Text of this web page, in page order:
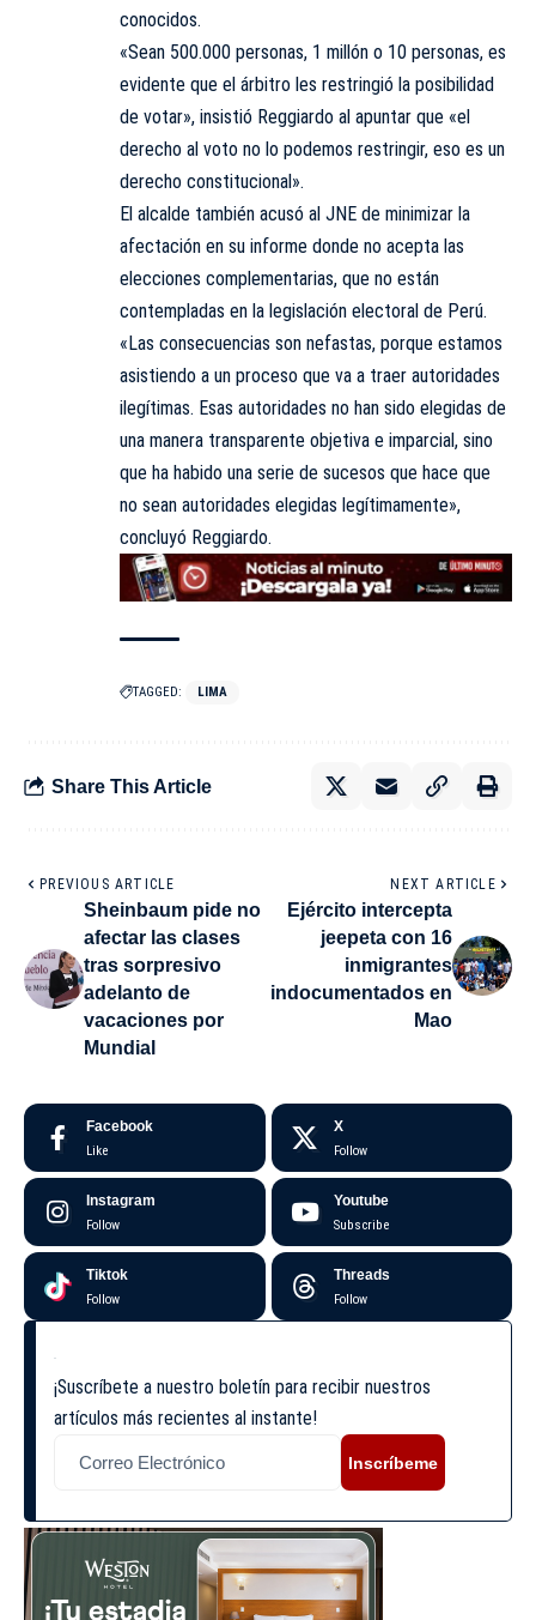
conocidos.
«Sean 500.000 personas, 1 millón o 10 personas, es
evidente que el árbitro les restringió la posibilidad
de votar», insistió Reggiardo al apuntar que «el
derecho al voto no lo podemos restringir, eso es un
derecho constitucional».
El alcalde también acusó al JNE de minimizar la
afectación en su informe donde no acepta las
elecciones complementarias, que no están
contempladas en la legislación electoral de Perú.
«Las consecuencias son nefastas, porque estamos
asistiendo a un proceso que va a traer autoridades
ilegítimas. Esas autoridades no han sido elegidas de
una manera transparente objetiva e imparcial, sino
que ha habido una serie de sucesos que hace que
no sean autoridades elegidas legítimamente»,
concluyó Reggiardo.
TAGGED: LIMA
Share This Article
PREVIOUS ARTICLE
Sheinbaum pide no
afectar las clases
tras sorpresivo
adelanto de
vacaciones por
Mundial
NEXT ARTICLE
Ejército intercepta
jeepeta con 16
inmigrantes
indocumentados en
Mao
Facebook
Like
X
Follow
Instagram
Follow
Youtube
Subscribe
Tiktok
Follow
Threads
Follow
¡Suscríbete a nuestro boletín para recibir nuestros
artículos más recientes al instante!
Inscríbeme